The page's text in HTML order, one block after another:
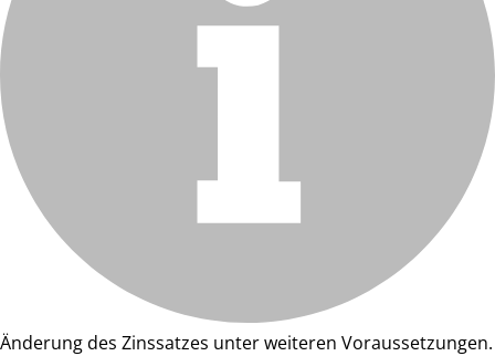
Änderung des Zinssatzes unter weiteren Voraussetzungen.